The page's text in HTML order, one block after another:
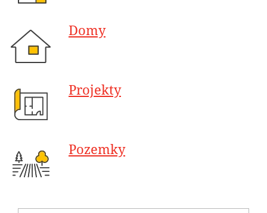
Domy
Projekty
Pozemky